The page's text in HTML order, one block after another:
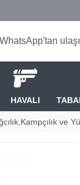
HAVALI
ve